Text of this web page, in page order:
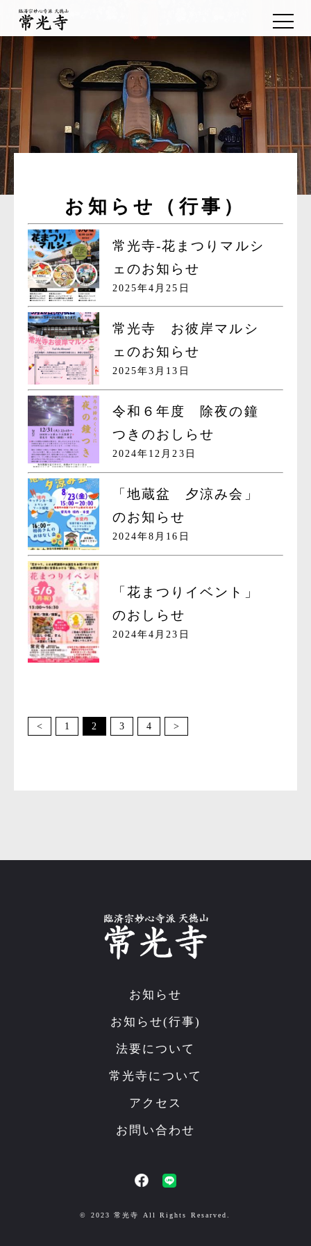
お知らせ（行事）
常光寺-花まつりマルシ
ェのお知らせ
2025年4月25日
常光寺 お彼岸マルシ
ェのお知らせ
2025年3月13日
令和６年度 除夜の鐘
つきのおしらせ
2024年12月23日
「地蔵盆 夕涼み会」
のお知らせ
2024年8月16日
「花まつりイベント」
のおしらせ
2024年4月23日
< 1 2 3 4 >
お知らせ
お知らせ(行事)
法要について
常光寺について
アクセス
お問い合わせ
© 2023 常光寺 All Rights Resarved.